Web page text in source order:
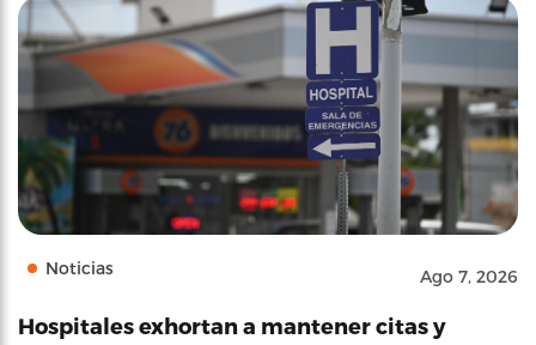
Noticias Ago 7, 2026
Hospitales exhortan a mantener citas y